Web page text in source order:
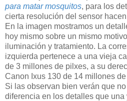
para matar mosquitos, para los
cierta resolución del sensor
En la imagen mostramos un
hoy mismo sobre un mismo
iluminación y tratamiento. La
izquierda pertenece a una vieja
de 3 millones de pilxes, a su
Canon Ixus 130 de 14 millones
Si las observan bien verán que
diferencia en los detalles que